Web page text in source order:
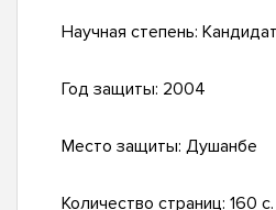
Научная степень:
Год защиты: 2004
Место защиты: Душанбе
Количество страниц: 160 с.